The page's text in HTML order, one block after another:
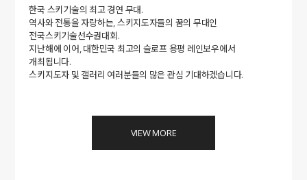
한국 스키기술의 최고 경연 무대.
역사와 전통을 자랑하는, 스키지도자들의 꿈의 무대인
전국스키기술선수권대회.
지난해에 이어, 대한민국 최고의 슬로프 용평 레인보우에서
개최됩니다.
스키지도자 및 갤러리 여러분들의 많은 관심 기대하겠습니다.
VIEW MORE